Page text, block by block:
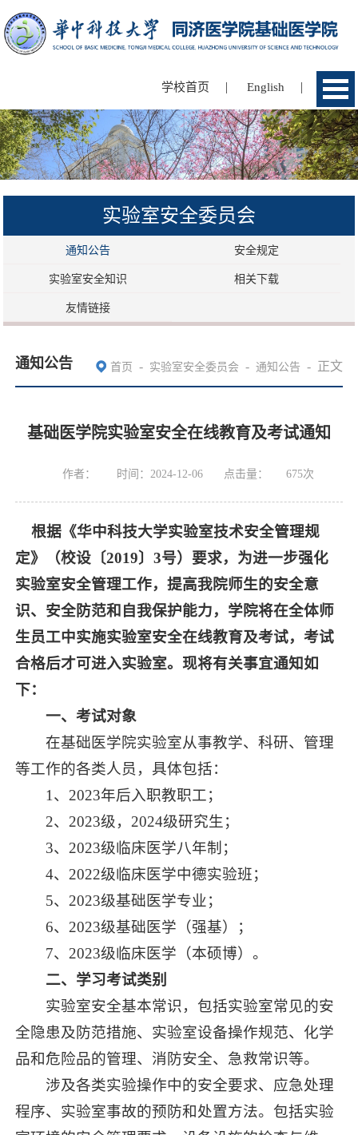
学校首页 | English |
实验室安全委员会
通知公告 安全规定
实验室安全知识 相关下载
友情链接
通知公告 首页 - 实验室安全委员会 - 通知公告 - 正文
基础医学院实验室安全在线教育及考试通知
作者： 时间：2024-12-06 点击量： 675次
根据《华中科技大学实验室技术安全管理规
定》（校设〔2019〕3号）要求，为进一步强化
实验室安全管理工作，提高我院师生的安全意
识、安全防范和自我保护能力，学院将在全体师
生员工中实施实验室安全在线教育及考试，考试
合格后才可进入实验室。现将有关事宜通知如
下：
一、考试对象
在基础医学院实验室从事教学、科研、管理
等工作的各类人员，具体包括：
1、2023年后入职教职工；
2、2023级，2024级研究生；
3、2023级临床医学八年制；
4、2022级临床医学中德实验班；
5、2023级基础医学专业；
6、2023级基础医学（强基）；
7、2023级临床医学（本硕博）。
二、学习考试类别
实验室安全基本常识，包括实验室常见的安
全隐患及防范措施、实验室设备操作规范、化学
品和危险品的管理、消防安全、急救常识等。
涉及各类实验操作中的安全要求、应急处理
程序、实验室事故的预防和处置方法。包括实验